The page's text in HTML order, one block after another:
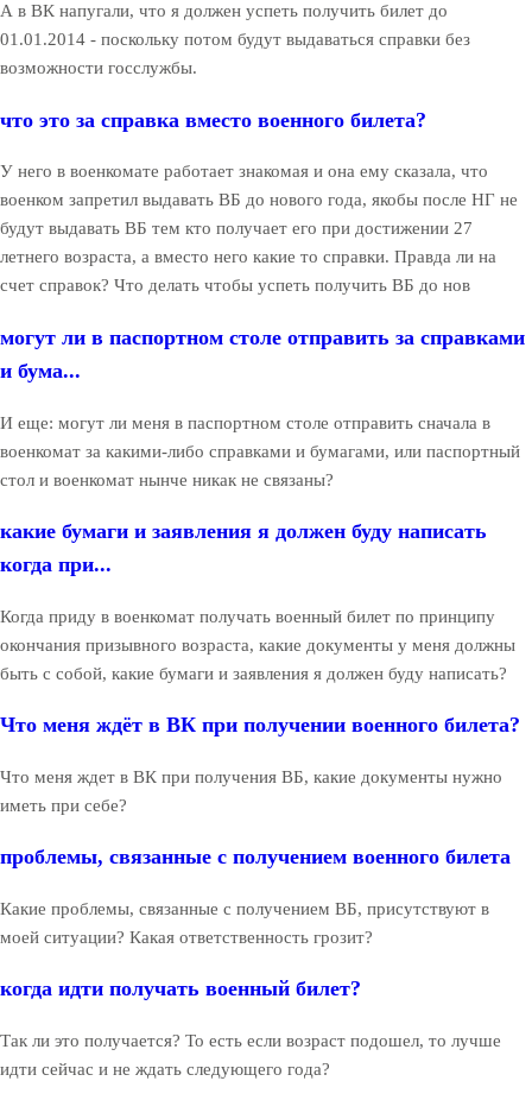
А в ВК напугали, что я должен успеть получить билет до
01.01.2014 - поскольку потом будут выдаваться справки без
возможности госслужбы.
что это за справка вместо военного билета?
У него в военкомате работает знакомая и она ему сказала, что
военком запретил выдавать ВБ до нового года, якобы после НГ не
будут выдавать ВБ тем кто получает его при достижении 27
летнего возраста, а вместо него какие то справки. Правда ли на
счет справок? Что делать чтобы успеть получить ВБ до нов
могут ли в паспортном столе отправить за справками
и бума...
И еще: могут ли меня в паспортном столе отправить сначала в
военкомат за какими-либо справками и бумагами, или паспортный
стол и военкомат нынче никак не связаны?
какие бумаги и заявления я должен буду написать
когда при...
Когда приду в военкомат получать военный билет по принципу
окончания призывного возраста, какие документы у меня должны
быть с собой, какие бумаги и заявления я должен буду написать?
Что меня ждёт в ВК при получении военного билета?
Что меня ждет в ВК при получения ВБ, какие документы нужно
иметь при себе?
проблемы, связанные с получением военного билета
Какие проблемы, связанные с получением ВБ, присутствуют в
моей ситуации? Какая ответственность грозит?
когда идти получать военный билет?
Так ли это получается? То есть если возраст подошел, то лучше
идти сейчас и не ждать следующего года?